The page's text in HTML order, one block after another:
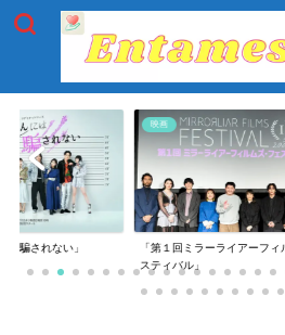
は騙されない」
映画
「第１回ミラーライアーフィ
スティバル」